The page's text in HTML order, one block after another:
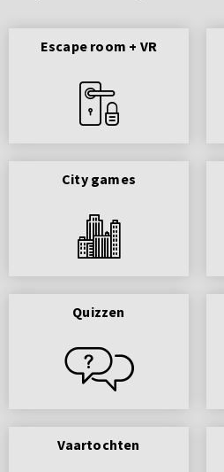
Escape room + VR
City games
Quizzen
Vaartochten